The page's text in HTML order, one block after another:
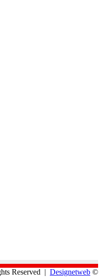
© Copyright 2026, All Rights Reserved |
Designetweb